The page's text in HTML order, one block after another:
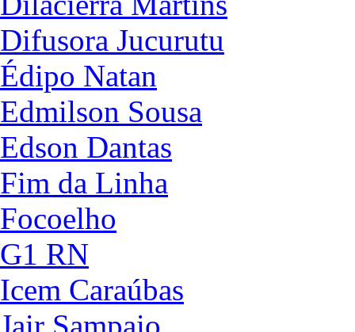
Difusora Jucurutu
Édipo Natan
Edmilson Sousa
Edson Dantas
Fim da Linha
Focoelho
G1 RN
Icem Caraúbas